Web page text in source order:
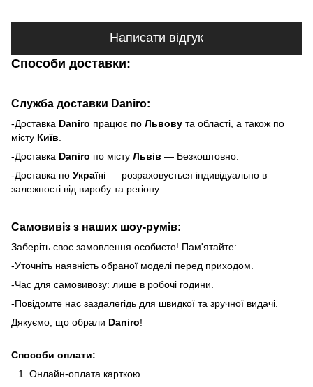
Написати відгук
Способи доставки:
Служба доставки Daniro:
-Доставка Daniro працює по Львову та області, а також по
місту Київ
-Доставка Daniro по місту Львів — Безкоштовно.
-Доставка по Україні — розраховується індивідуально в
залежності від виробу та регіону.
Самовивіз з наших шоу-румів:
Заберіть своє замовлення особисто! Пам'ятайте:
-Уточніть наявність обраної моделі перед приходом.
-Час для самовивозу: лише в робочі години.
-Повідомте нас заздалегідь для швидкої та зручної видачі.
Дякуємо, що обрали Daniro!
Способи оплати:
Онлайн-оплата карткою